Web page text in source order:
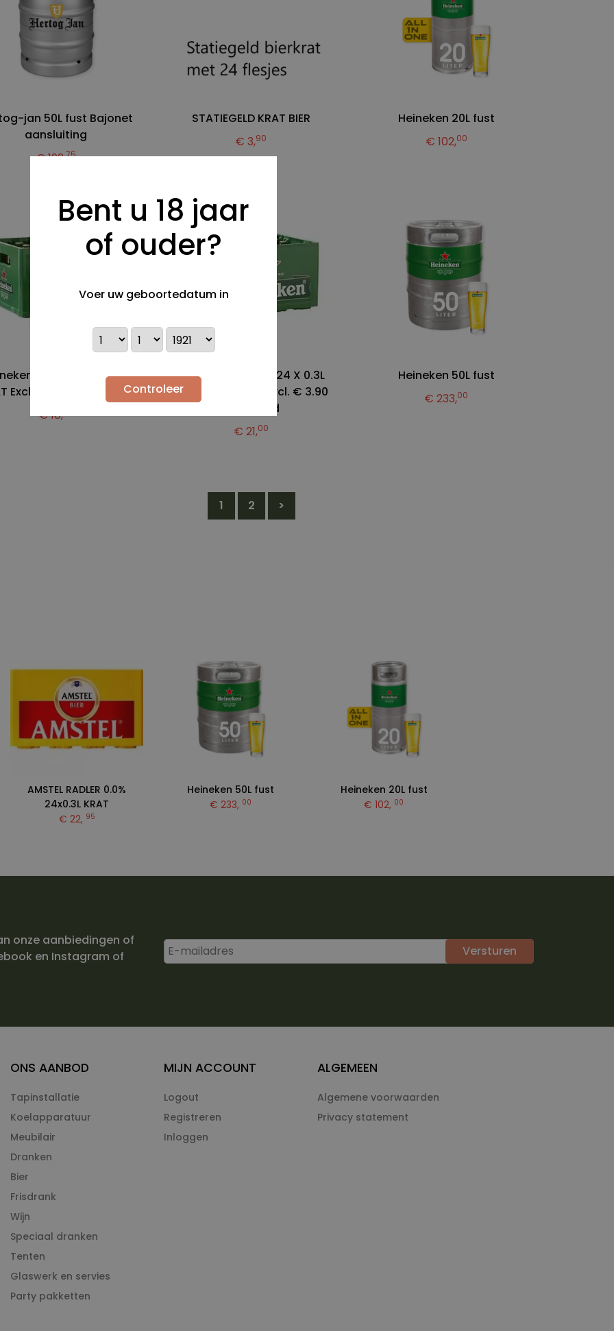
Bent u 18 jaar
of ouder?
Voer uw geboortedatum in
Controleer
jan 50L fust Bajonet
aansluiting
€ 192,75
STATIEGELD KRAT BIER
€ 3,90
Heineken 20L fust
€ 102,00
Pilsener 24 X 0.3L
Excl. € 3.90 statiegeld
€ 18,
Heineken Pilsener 24 X 0.3L
KRAT (GEKOELD) Excl. € 3.90
statiegeld
€ 21,00
Heineken 50L fust
€ 233,00
1 2 >
AMSTEL RADLER 0.0%
24x0.3L KRAT
€ 22, 95
Heineken 50L fust
€ 233, 00
Heineken 20L fust
€ 102, 00
onze aanbiedingen of
en Instagram of
Versturen
ONS AANBOD
Tapinstallatie
Koelapparatuur
Meubilair
Dranken
Bier
Frisdrank
Wijn
Speciaal dranken
Tenten
Glaswerk en servies
Party pakketten
MIJN ACCOUNT
Logout
Registreren
Inloggen
ALGEMEEN
Algemene voorwaarden
Privacy statement